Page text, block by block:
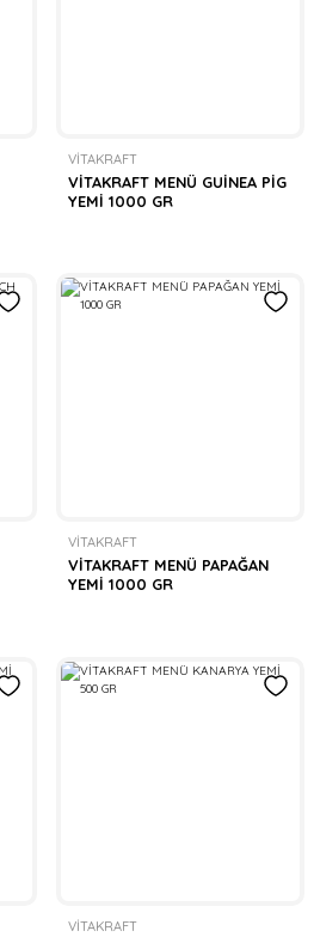
VİTAKRAFT
VİTAKRAFT MENÜ GUİNEA PİG
YEMİ 1000 GR
VİTAKRAFT
VİTAKRAFT MENÜ PAPAĞAN
YEMİ 1000 GR
VİTAKRAFT